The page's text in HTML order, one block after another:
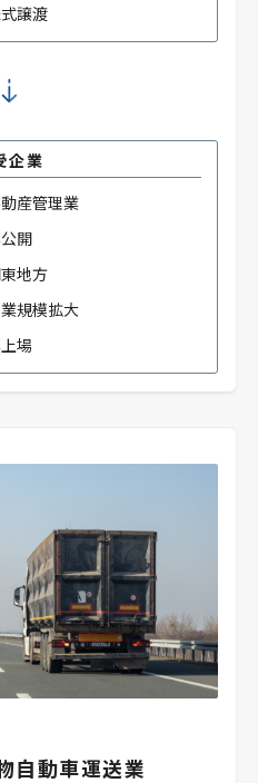
譲渡
企業
産管理業
開
地方
規模拡大
場
自動車運送業